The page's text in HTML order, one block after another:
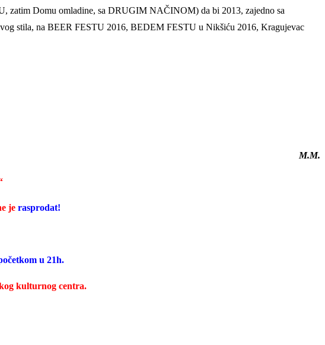
zatim Domu omladine, sa DRUGIM NAČINOM) da bi 2013, zajedno sa
stila, na BEER FESTU 2016, BEDEM FESTU u Nikšiću 2016, Kragujevac
M.M.
je rasprodat!
u 21h.
kulturnog centra.